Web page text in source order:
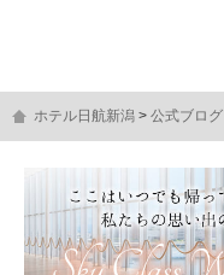
ホテル日航新潟 公式ブログ